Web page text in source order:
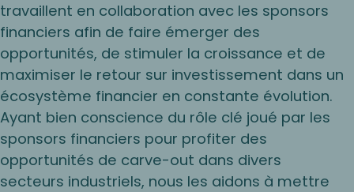
travaillent en collaboration avec les sponsors
financiers afin de faire émerger des
opportunités, de stimuler la croissance et de
maximiser le retour sur investissement dans un
écosystème financier en constante évolution.
Ayant bien conscience du rôle clé joué par les
sponsors financiers pour profiter des
opportunités de carve-out dans divers
secteurs industriels, nous les aidons à mettre